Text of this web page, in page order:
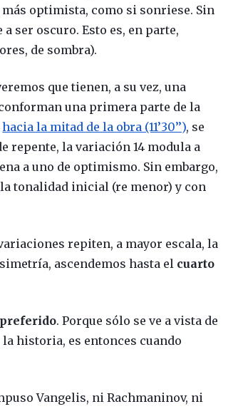
optimista, como si sonriese. Sin
ser oscuro. Esto es, en parte,
de sombra).
que tienen, a su vez, una
una primera parte de la
hacia la mitad de la obra (11’30’’), se
repente, la variación 14 modula a
a uno de optimismo. Sin embargo,
la tonalidad inicial (re menor) y con
repiten, a mayor escala, la
ascendemos hasta el cuarto
. Porque sólo se ve a vista de
historia, es entonces cuando
Vangelis, ni Rachmaninov, ni